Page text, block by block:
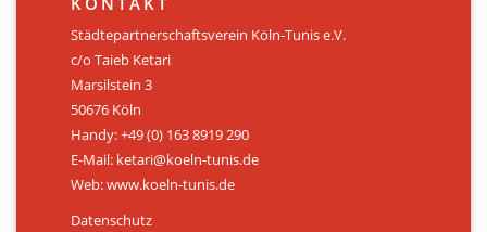
Städtepartnerschaftsverein Köln-Tunis e.V.
c/o Taieb Ketari
Marsilstein 3
50676 Köln
Handy: +49 (0) 163 8919 290
E-Mail: ketari@koeln-tunis.de
Web: www.koeln-tunis.de
Datenschutz